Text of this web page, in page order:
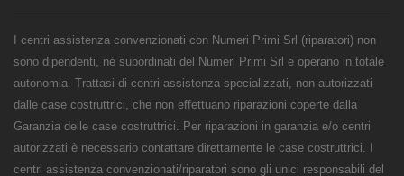
I centri assistenza convenzionati con Numeri Primi Srl (riparatori) non
sono dipendenti, né subordinati del Numeri Primi Srl e operano in totale
autonomia. Trattasi di centri assistenza specializzati, non autorizzati
dalle case costruttrici, che non effettuano riparazioni coperte dalla
Garanzia delle case costruttrici. Per riparazioni in garanzia e/o centri
autorizzati è necessario contattare direttamente le case costruttrici. I
centri assistenza convenzionati/riparatori sono gli unici responsabili del